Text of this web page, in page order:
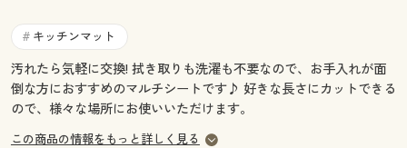
お気に入り
サポート
ご利用ガイド
ご利用ガイド
よくある質問とお問い合わせ
# キッチンマット
汚れたら気軽に交換! 拭き取りも洗濯も不要なので、お手入れが面
倒な方におすすめのマルチシートです♪ 好きな長さにカットできる
ので、様々な場所にお使いいただけます。
この商品の情報をもっと詳しく見る